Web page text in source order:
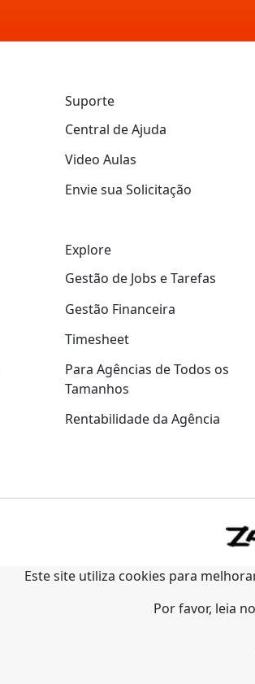
Suporte
Central de Ajuda
Video Aulas
Envie sua Solicitação
Explore
Gestão de Jobs e Tarefas
Gestão Financeira
Timesheet
Para Agências de Todos os
Tamanhos
Rentabilidade da Agência
Este site utiliza cookies para
Por favor, leia